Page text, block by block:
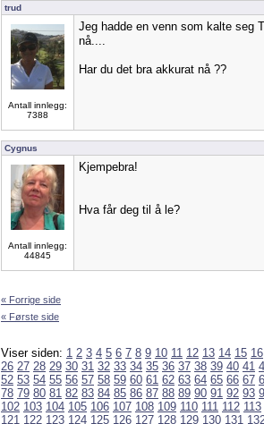
trud
Antall innlegg:
7388
Jeg hadde en venn som kalte seg
nå....
Har du det bra akkurat nå ??
Cygnus
Antall innlegg:
44845
Kjempebra!
Hva får deg til å le?
« Forrige side
« Første side
Viser siden: 1 2 3 4 5 6 7 8 9 10 11 12 13 14 15 16
26 27 28 29 30 31 32 33 34 35 36 37 38 39 40 41
52 53 54 55 56 57 58 59 60 61 62 63 64 65 66 67
78 79 80 81 82 83 84 85 86 87 88 89 90 91 92 93
102 103 104 105 106 107 108 109 110 111 112 113
121 122 123 124 125 126 127 128 129 130 131